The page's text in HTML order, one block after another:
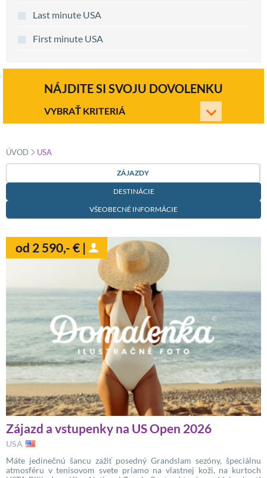
Last minute USA
First minute USA
NÁJDITE SI SVOJU DOVOLENKU
VYBRAŤ KRITERIÁ
ÚVOD »
USA
ZÁJAZDY
DESTINÁCIE
VŠEOBECNÉ INFORMÁCIE
od 2 590,- € |
Zájazd a vstupenky na US Open 2026
USA
Máte jedinečnú šancu zažiť posedný Grandslam sezóny, špeciálnu
atmosféru v tenisovom svete priamo na vlastnej koži, na kurtoch